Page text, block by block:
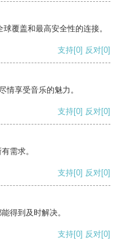
覆盖和最高安全性的连接。
支持[0] 反对[0]
情享受音乐的魅力。
支持[0] 反对[0]
需求。
支持[0] 反对[0]
得到及时解决。
支持[0] 反对[0]